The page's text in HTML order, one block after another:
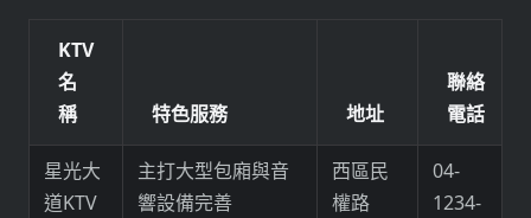
KTV
名
稱
特色服務 地址
聯絡
電話
星光大
道KTV
主打大型包廂與音
響設備完善
西區民
權路
04-
1234-